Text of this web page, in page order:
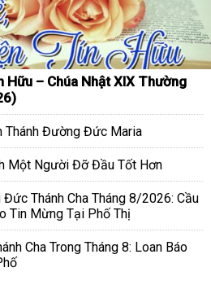
Hữu – Chúa Nhật XIX Thường
Thánh Đường Đức Maria
Một Người Đỡ Đầu Tốt Hơn
Đức Thánh Cha Tháng 8/2026: Cầu
Tin Mừng Tại Phố Thị
Cha Trong Tháng 8: Loan Báo